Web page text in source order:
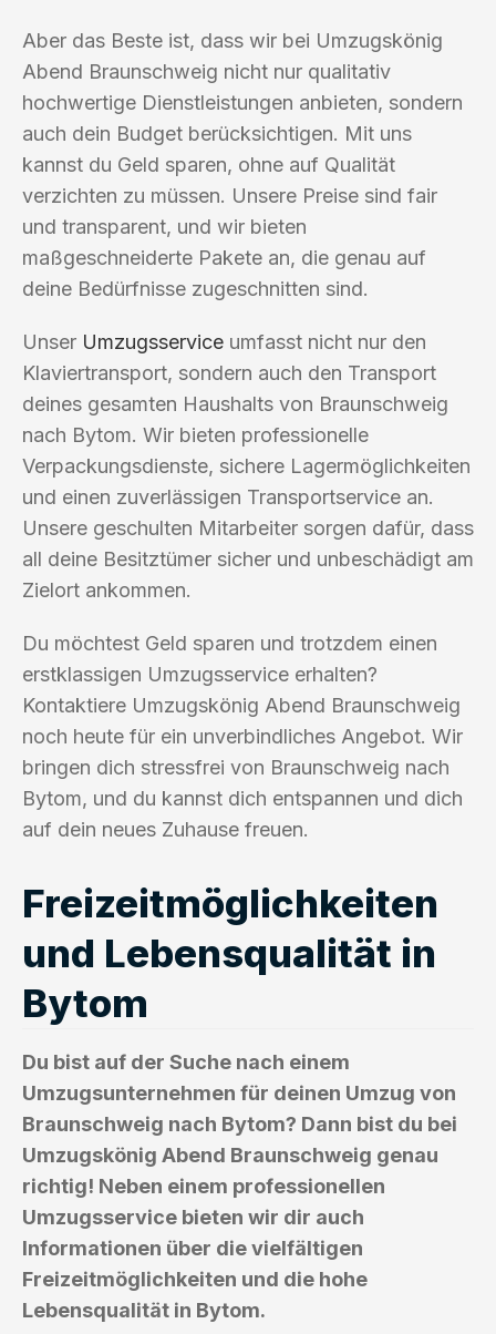
Aber das Beste ist, dass wir bei Umzugskönig
Abend Braunschweig nicht nur qualitativ
hochwertige Dienstleistungen anbieten, sondern
auch dein Budget berücksichtigen. Mit uns
kannst du Geld sparen, ohne auf Qualität
verzichten zu müssen. Unsere Preise sind fair
und transparent, und wir bieten
maßgeschneiderte Pakete an, die genau auf
deine Bedürfnisse zugeschnitten sind.
Unser Umzugsservice umfasst nicht nur den
Klaviertransport, sondern auch den Transport
deines gesamten Haushalts von Braunschweig
nach Bytom. Wir bieten professionelle
Verpackungsdienste, sichere Lagermöglichkeiten
und einen zuverlässigen Transportservice an.
Unsere geschulten Mitarbeiter sorgen dafür, dass
all deine Besitztümer sicher und unbeschädigt am
Zielort ankommen.
Du möchtest Geld sparen und trotzdem einen
erstklassigen Umzugsservice erhalten?
Kontaktiere Umzugskönig Abend Braunschweig
noch heute für ein unverbindliches Angebot. Wir
bringen dich stressfrei von Braunschweig nach
Bytom, und du kannst dich entspannen und dich
auf dein neues Zuhause freuen.
Freizeitmöglichkeiten
und Lebensqualität in
Bytom
Du bist auf der Suche nach einem
Umzugsunternehmen für deinen Umzug von
Braunschweig nach Bytom? Dann bist du bei
Umzugskönig Abend Braunschweig genau
richtig! Neben einem professionellen
Umzugsservice bieten wir dir auch
Informationen über die vielfältigen
Freizeitmöglichkeiten und die hohe
Lebensqualität in Bytom.